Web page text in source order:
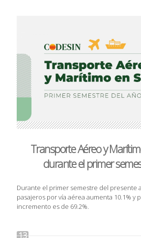
Transporte Aéreo y
durante el primer
Durante el primer semestre del presente
pasajeros por vía aérea aumenta 10.1% y
incremento es de 69.2%.
13